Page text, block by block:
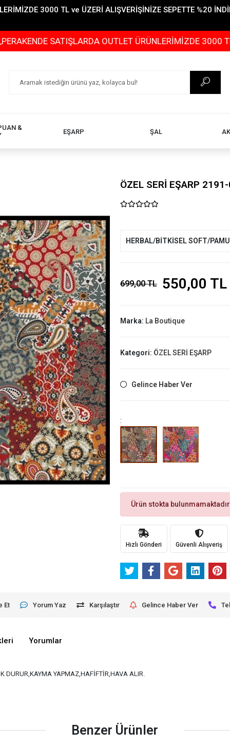
3000 TL ve ÜZERİ ALIŞVERİŞİNİZE SEPETTE %20
SATIŞLARDA OUTLET ÜRÜNLERİMİZDE 3000 TL ve
&
EŞARP ŞAL
ÖZEL SERİ EŞARP
HERBAL/BİTKİSEL SOFT/
699,00 TL 550,00 TL
Marka: La Boutique
Kategori: ÖZEL SERİ EŞARP
Gelince Haber Ver
:
Ürün stokta bulunmamaktadır.
Hızlı Gönderi Güvenli Alışveriş
Et Yorum Yaz Karşılaştır Gelince Haber Ver
Yorumlar
DURUR,KAYMA YAPMAZ,HAFİFTİR,HAVA ALIR.
Benzer Ürünler